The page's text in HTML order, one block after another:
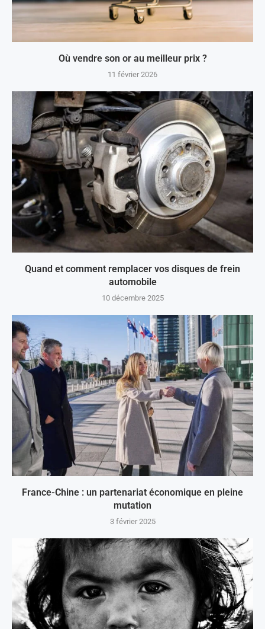
Où vendre son or au meilleur prix ?
11 février 2026
Quand et comment remplacer vos disques de frein
automobile
10 décembre 2025
France-Chine : un partenariat économique en pleine
mutation
3 février 2025